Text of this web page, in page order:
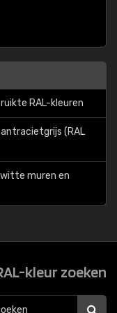
RAL-kleuren
antracietgrijs (RAL
witte muren en
kleur zoeken